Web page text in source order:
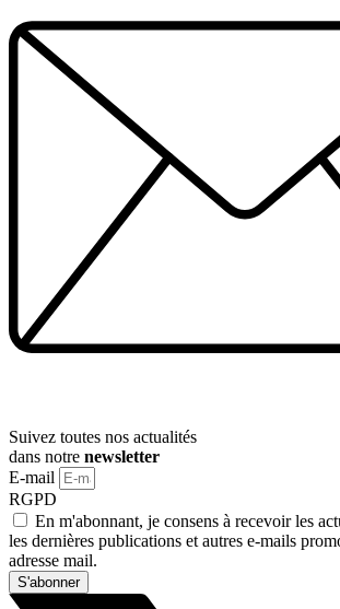
Suivez toutes nos actualités
dans notre newsletter
E-mail
RGPD
En m'abonnant, je consens à recevoir les
les dernières publications et autres e-mails
adresse mail.
S'abonner